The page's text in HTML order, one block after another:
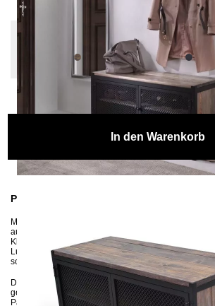
Konfiguration bearbeiten
Kiefer-Grau, Farben:
In den Warenkorb
Produktinformationen
Mit diesem robusten Schuhschrank CLOVER
aufwerten. Die doppelflügelige Türen der
Kleeblattmuster wirken sehr dekorativ und sorgen
Luftaustausch. So fangen deine Schuhe gar nicht
sogar zu schimmeln.
Der solide Schuhschrank wird aus Winkelstahl
gefertigt.
Hinter seinen Türen verfügt der Schrank
Paar Schuhe. Denn wer nicht möchte,